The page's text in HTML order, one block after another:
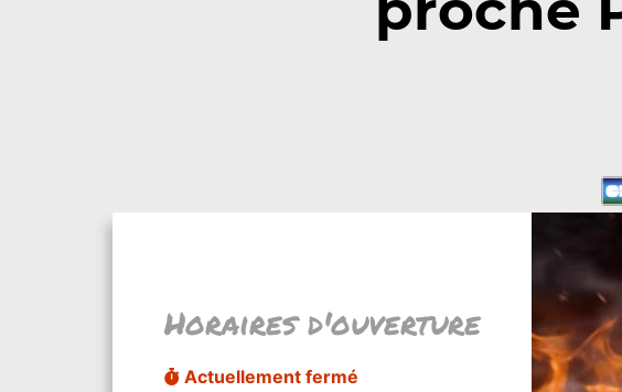
Horaires d'ouverture
Actuellement fermé